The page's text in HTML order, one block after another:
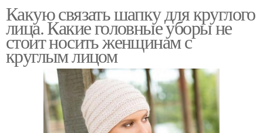
Какую связать шапку для круглого
лица. Какие головные уборы не
стоит носить женщинам с
круглым лицом